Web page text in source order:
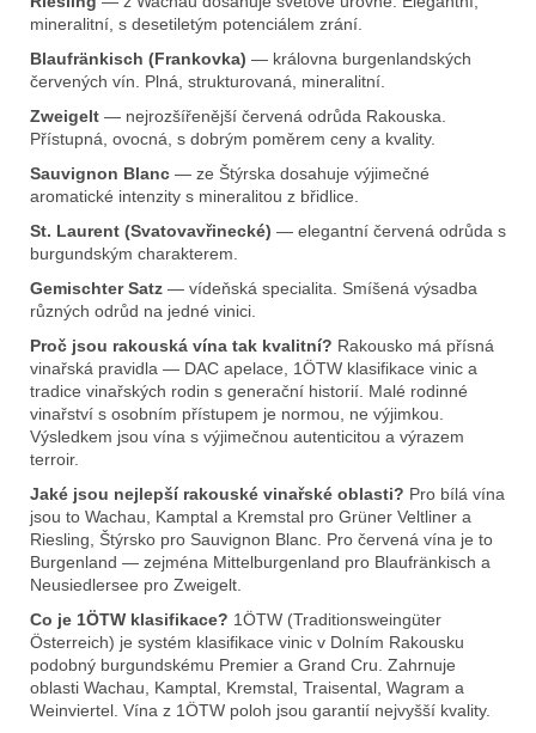
mineralitní, s desetiletým potenciálem zrání.
Blaufränkisch (Frankovka) — královna burgenlandských
červených vín. Plná, strukturovaná, mineralitní.
Zweigelt — nejrozšířenější červená odrůda Rakouska.
Přístupná, ovocná, s dobrým poměrem ceny a kvality.
Sauvignon Blanc — ze Štýrska dosahuje výjimečné
aromatické intenzity s mineralitou z břidlice.
St. Laurent (Svatovavřinecké) — elegantní červená odrůda s
burgundským charakterem.
Gemischter Satz — vídeňská specialita. Smíšená výsadba
různých odrůd na jedné vinici.
Proč jsou rakouská vína tak kvalitní? Rakousko má přísná
vinařská pravidla — DAC apelace, 1ÖTW klasifikace vinic a
tradice vinařských rodin s generační historií. Malé rodinné
vinařství s osobním přístupem je normou, ne výjimkou.
Výsledkem jsou vína s výjimečnou autenticitou a výrazem
terroir.
Jaké jsou nejlepší rakouské vinařské oblasti? Pro bílá vína
jsou to Wachau, Kamptal a Kremstal pro Grüner Veltliner a
Riesling, Štýrsko pro Sauvignon Blanc. Pro červená vína je to
Burgenland — zejména Mittelburgenland pro Blaufränkisch a
Neusiedlersee pro Zweigelt.
Co je 1ÖTW klasifikace? 1ÖTW (Traditionsweingüter
Österreich) je systém klasifikace vinic v Dolním Rakousku
podobný burgundskému Premier a Grand Cru. Zahrnuje
oblasti Wachau, Kamptal, Kremstal, Traisental, Wagram a
Weinviertel. Vína z 1ÖTW poloh jsou garantií nejvyšší kvality.